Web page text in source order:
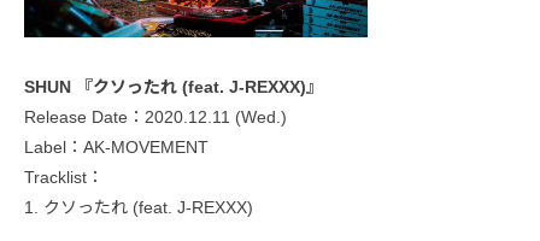
SHUN 『クソったれ (feat. J-REXXX)』
Release Date：2020.12.11 (Wed.)
Label：AK-MOVEMENT
Tracklist：
1. クソったれ (feat. J-REXXX)